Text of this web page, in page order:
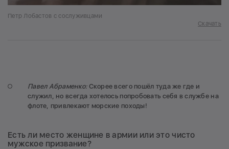
Петр Лобастов с сослуживцами
Скачать
Павел Абраменко:Скорее всего пошёл туда же где и
служил, но всегда хотелось попробовать себя в службе на
флоте, привлекают морские походы!
Есть ли место женщине в армии или это чисто
мужское призвание?